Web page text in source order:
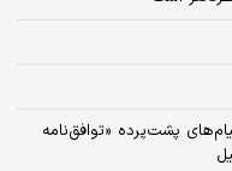
پشت‌پرده «توافق‌نامه